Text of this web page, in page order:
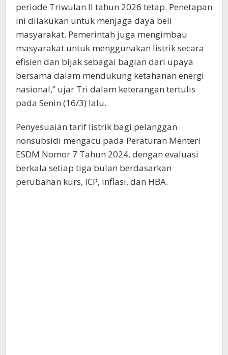
periode Triwulan II tahun 2026 tetap. Penetapan
ini dilakukan untuk menjaga daya beli
masyarakat. Pemerintah juga mengimbau
masyarakat untuk menggunakan listrik secara
efisien dan bijak sebagai bagian dari upaya
bersama dalam mendukung ketahanan energi
nasional,” ujar Tri dalam keterangan tertulis
pada Senin (16/3) lalu.
Penyesuaian tarif listrik bagi pelanggan
nonsubsidi mengacu pada Peraturan Menteri
ESDM Nomor 7 Tahun 2024, dengan evaluasi
berkala setiap tiga bulan berdasarkan
perubahan kurs, ICP, inflasi, dan HBA.